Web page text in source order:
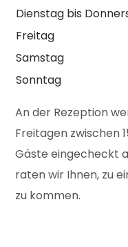
Dienstag bis
Freitag
Samstag
Sonntag
An der Rezeption
Freitagen zwischen
Gäste eingecheckt
raten wir Ihnen, zu
zu kommen.